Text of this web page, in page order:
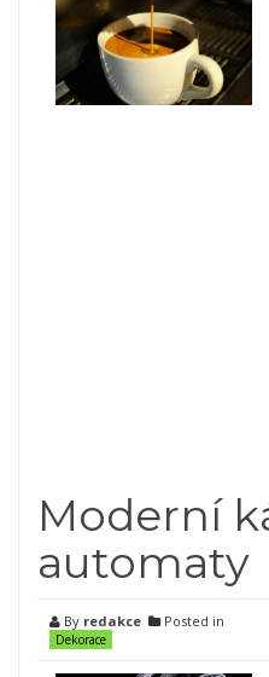
Moderní
automaty
By redakce Posted in
Dekorace